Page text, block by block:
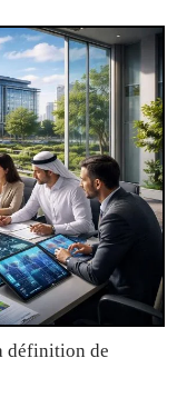
définition de